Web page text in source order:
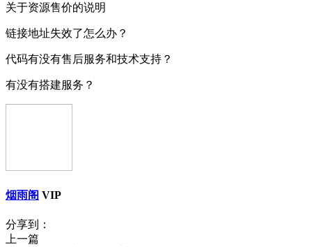
关于资源售价的说明
链接地址失效了怎么办？
代码有没有售后服务和技术支持？
有没有搭建服务？
烟雨阁 VIP
分享到：
上一篇